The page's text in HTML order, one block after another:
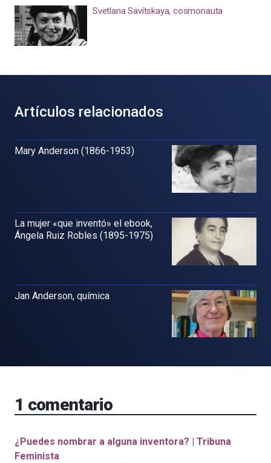
Svetlana Savítskaya, cosmonauta
Artículos relacionados
Mary Anderson (1866-1953)
La mujer «que inventó» el ebook,
Ángela Ruiz Robles (1895-1975)
Jan Anderson, química
1 comentario
¿Puedes nombrar a alguna inventora? | Tribuna
Feminista